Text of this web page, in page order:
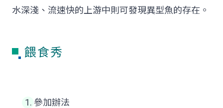
水深淺、流速快的上游中則可發現異型魚的存在。
餵食秀
參加辦法